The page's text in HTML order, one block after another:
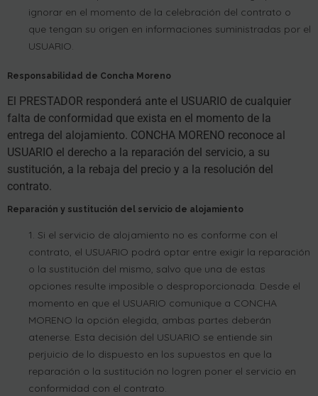
ignorar en el momento de la celebración del contrato o
que tengan su origen en informaciones suministradas por el
USUARIO.
Responsabilidad de Concha Moreno
El PRESTADOR responderá ante el USUARIO de cualquier
falta de conformidad que exista en el momento de la
entrega del alojamiento. CONCHA MORENO reconoce al
USUARIO el derecho a la reparación del servicio, a su
sustitución, a la rebaja del precio y a la resolución del
contrato.
Reparación y sustitución del servicio de alojamiento
Si el servicio de alojamiento no es conforme con el
contrato, el USUARIO podrá optar entre exigir la reparación
o la sustitución del mismo, salvo que una de estas
opciones resulte imposible o desproporcionada. Desde el
momento en que el USUARIO comunique a CONCHA
MORENO la opción elegida, ambas partes deberán
atenerse. Esta decisión del USUARIO se entiende sin
perjuicio de lo dispuesto en los supuestos en que la
reparación o la sustitución no logren poner el servicio en
conformidad con el contrato.